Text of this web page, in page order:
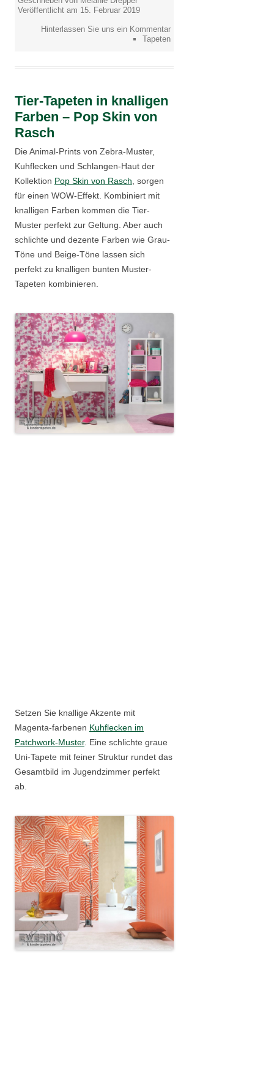
Veröffentlicht am 15. Februar 2019
Hinterlassen Sie uns ein Kommentar
Tapeten
Tier-Tapeten in knalligen
Farben – Pop Skin von
Rasch
Die Animal-Prints von Zebra-Muster,
Kuhflecken und Schlangen-Haut der
Kollektion Pop Skin von Rasch , sorgen
für einen WOW-Effekt. Kombiniert mit
knalligen Farben kommen die Tier-
Muster perfekt zur Geltung. Aber auch
schlichte und dezente Farben wie Grau-
Töne und Beige-Töne lassen sich
perfekt zu knalligen bunten Muster-
Tapeten kombinieren.
Setzen Sie knallige Akzente mit
Magenta-farbenen Kuhflecken im
Patchwork-Muster. Eine schlichte graue
Uni-Tapete mit feiner Struktur rundet das
Gesamtbild im Jugendzimmer perfekt
ab.